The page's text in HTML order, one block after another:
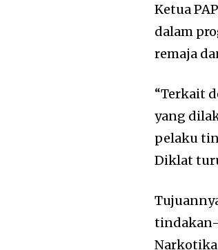
Ketua
dalam
remaja
“Terkait
yang
pelaku
Diklat
Narkotika